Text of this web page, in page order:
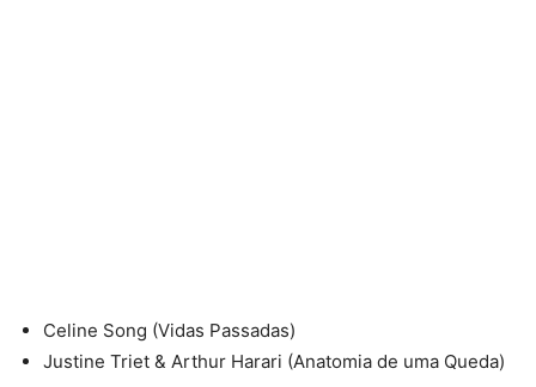
Celine Song (Vidas Passadas)
Justine Triet & Arthur Harari (Anatomia de uma Queda)